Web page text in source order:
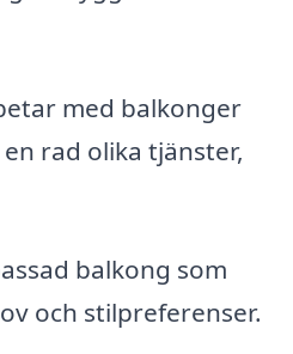
med balkonger
rad olika tjänster,
balkong som
och stilpreferenser.